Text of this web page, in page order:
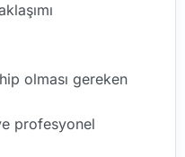
olması gereken
profesyonel